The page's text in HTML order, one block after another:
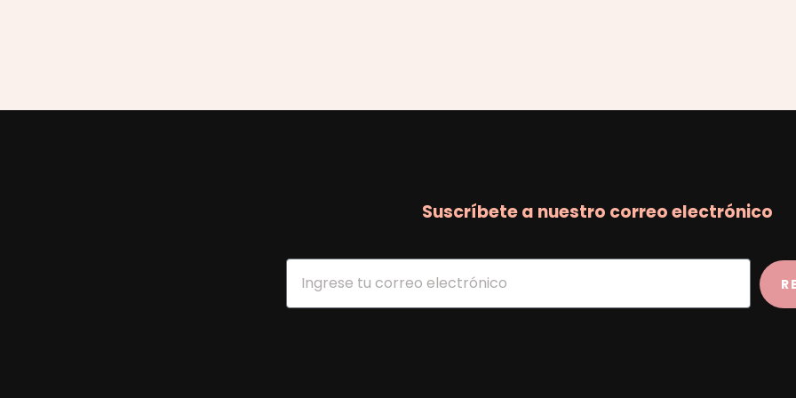
Suscríbete a nuestro correo electrónico